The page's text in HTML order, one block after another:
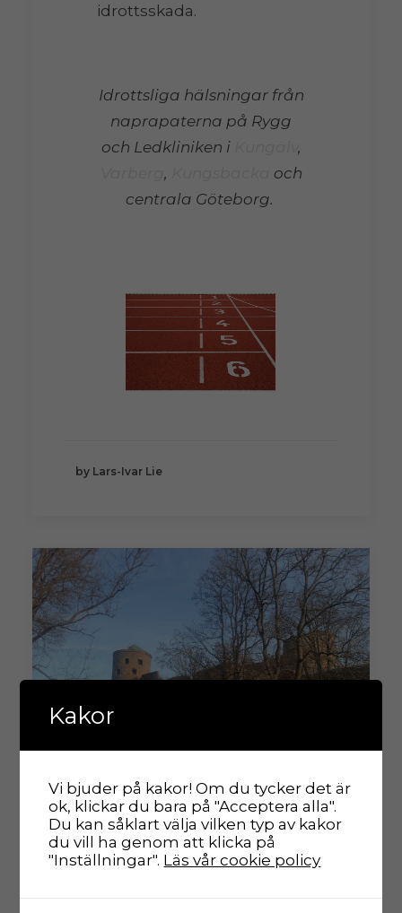
idrottsskada.
Idrottsliga hälsningar från
naprapaterna på Rygg
och Ledkliniken i
,
,
och
centrala Göteborg.
by Lars-Ivar Lie
Vi stärker upp i teamet
Kakor
Vi bjuder på kakor! Om du tycker det är
ok, klickar du bara på "Acceptera alla".
Du kan såklart välja vilken typ av kakor
du vill ha genom att klicka på
"Inställningar". Läs vår cookie policy